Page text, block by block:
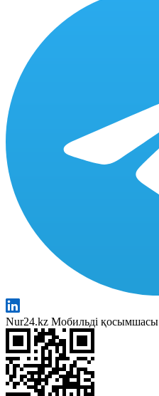
Nur24.kz Мобильді қосымшасы